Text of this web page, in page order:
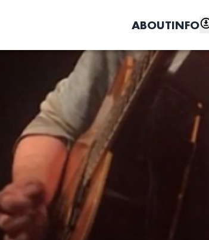
ABOUTINFO
く、もっと便利に。